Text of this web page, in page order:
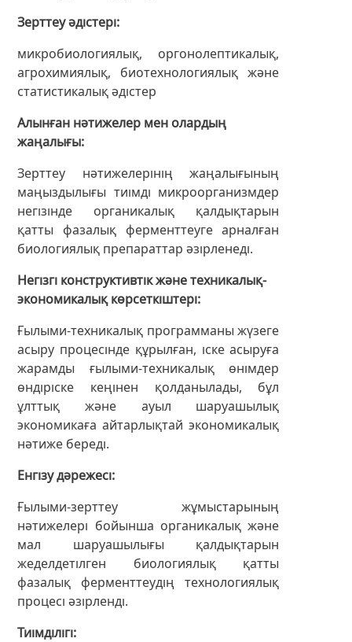
Зерттеу әдістері
микробиологиялық, оргонолептикалық,
агрохимиялық, биотехнологиялық және
статистикалық әдістер
Алынған нәтижелер мен олардың
жаңалығы
Зерттеу нәтижелерінің жаңалығының
маңыздылығы тиімді микроорганизмдер
негізінде органикалық қалдықтарын
қатты фазалық ферменттеуге арналған
биологиялық препараттар әзірленеді.
Негізгі конструктивтік және техникалық-
экономикалық көрсеткіштері
Ғылыми-техникалық программаны жүзеге
асыру процесінде құрылған, іске асыруға
жарамды ғылыми-техникалық өнімдер
өндіріске кеңінен қолданылады, бұл
ұлттық және ауыл шаруашылық
экономикаға айтарлықтай экономикалық
нәтиже береді.
Енгізу дәрежесі
Ғылыми-зерттеу жұмыстарының
нәтижелері бойынша органикалық және
мал шаруашылығы қалдықтарын
жеделдетілген биологиялық қатты
фазалық ферменттеудің технологиялық
процесі әзірленді.
Тиімділігі